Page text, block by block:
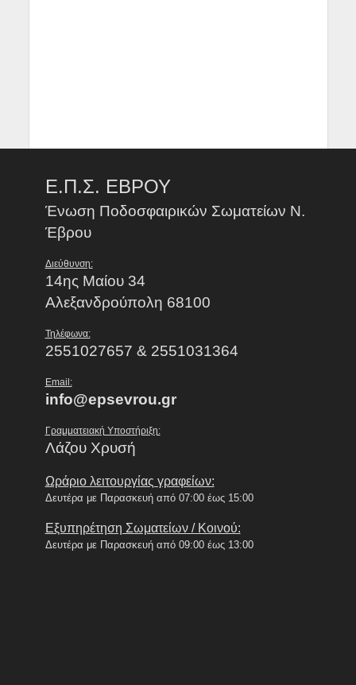
Ε.Π.Σ. ΕΒΡΟΥ
Ένωση Ποδοσφαιρικών Σωματείων Ν.
Έβρου
Διεύθυνση:
14ης Μαίου 34
Αλεξανδρούπολη 68100
Τηλέφωνα:
2551027657 & 2551031364
Email:
info@epsevrou.gr
Γραμματειακή Υποστήριξη:
Λάζου Χρυσή
Ωράριο λειτουργίας γραφείων:
Δευτέρα με Παρασκευή από 07:00 έως 15:00
Εξυπηρέτηση Σωματείων / Κοινού:
Δευτέρα με Παρασκευή από 09:00 έως 13:00